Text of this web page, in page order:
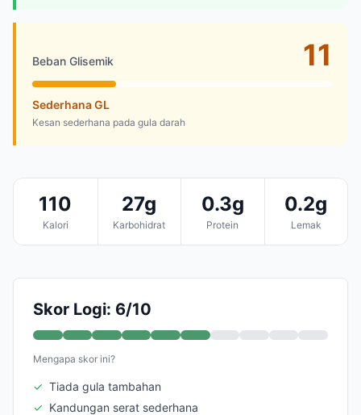
Beban Glisemik 11
Sederhana GL
Kesan sederhana pada gula darah
110
Kalori
27g
Karbohidrat
0.3g
Protein
0.2g
Lemak
Skor Logi: 6/10
Mengapa skor ini?
✓ Tiada gula tambahan
✓ Kandungan serat sederhana